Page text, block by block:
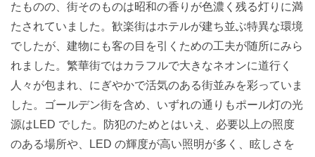
たものの、街そのものは昭和の香りが色濃く残る灯りに満
たされていました。歓楽街はホテルが建ち並ぶ特異な環境
でしたが、建物にも客の目を引くための工夫が随所にみら
れました。繁華街ではカラフルで大きなネオンに道行く
人々が包まれ、にぎやかで活気のある街並みを彩っていま
した。ゴールデン街を含め、いずれの通りもポール灯の光
源はLED でした。防犯のためとはいえ、必要以上の照度
のある場所や、LED の輝度が高い照明が多く、眩しさを